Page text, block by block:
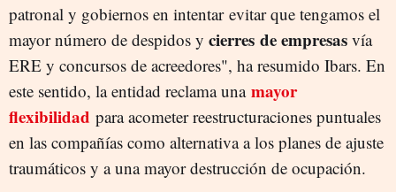
patronal y gobiernos en intentar evitar que tengamos el
mayor número de despidos y cierres de empresas vía
ERE y concursos de acreedores", ha resumido Ibars. En
este sentido, la entidad reclama una mayor
flexibilidad para acometer reestructuraciones puntuales
en las compañías como alternativa a los planes de ajuste
traumáticos y a una mayor destrucción de ocupación.